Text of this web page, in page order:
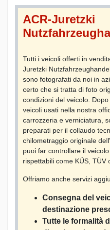
ACR-Juretzki
Tutti i veicoli offerti in
Juretzki
sono fotografati da noi in
certo che si tratta di foto
condizioni del veicolo.
veicoli usati nella nostra
carrozzeria e verniciatura,
preparati per il collaudo
chilometraggio originale
puoi far controllare il
rispettabili come KÜS, TÜV
Offriamo anche servizi
Consegna del
destinazione
Tutte le formalità